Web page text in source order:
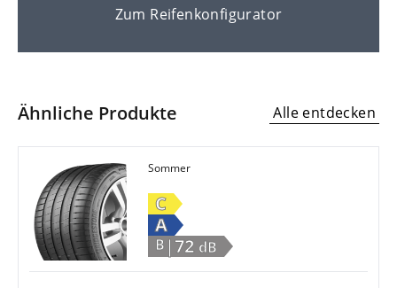
Zum Reifenkonfigurator
Ähnliche Produkte Alle entdecken
Sommer
C
A
B |72 dB